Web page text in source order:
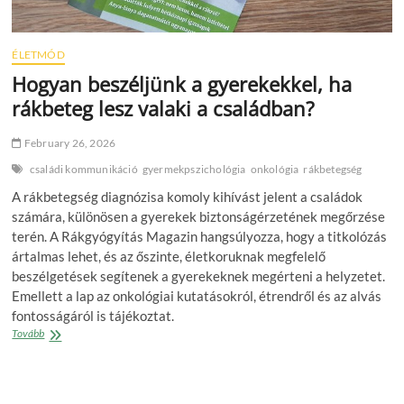
ÉLETMÓD
Hogyan beszéljünk a gyerekekkel, ha
rákbeteg lesz valaki a családban?
February 26, 2026
családi kommunikáció gyermekpszichológia onkológia rákbetegség
A rákbetegség diagnózisa komoly kihívást jelent a családok
számára, különösen a gyerekek biztonságérzetének megőrzése
terén. A Rákgyógyítás Magazin hangsúlyozza, hogy a titkolózás
ártalmas lehet, és az őszinte, életkoruknak megfelelő
beszélgetések segítenek a gyerekeknek megérteni a helyzetet.
Emellett a lap az onkológiai kutatásokról, étrendről és az alvás
fontosságáról is tájékoztat.
TovábbHogyan